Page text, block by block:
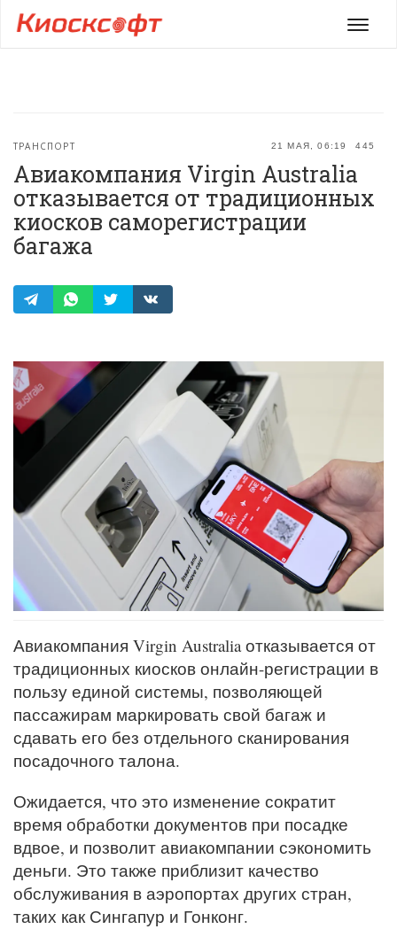
Меню
21 МАЯ, 06:19 445
ТРАНСПОРТ
Авиакомпания Virgin Australia
отказывается от традиционных
киосков саморегистрации
багажа
Авиакомпания Virgin Australia отказывается от
традиционных киосков онлайн-регистрации в
пользу единой системы, позволяющей
пассажирам маркировать свой багаж и
сдавать его без отдельного сканирования
посадочного талона.
Ожидается, что это изменение сократит
время обработки документов при посадке
вдвое, и позволит авиакомпании сэкономить
деньги. Это также приблизит качество
обслуживания в аэропортах других стран,
таких как Сингапур и Гонконг.